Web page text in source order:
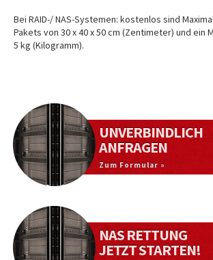
Bei RAID-/ NAS-Systemen: kostenlos sind
Pakets von 30 x 40 x 50 cm (Zentimeter) und ein
5 kg (Kilogramm).
UNVERBINDLICH
ANFRAGEN
Zum Formular »
NAS RETTUNG
JETZT STARTEN!